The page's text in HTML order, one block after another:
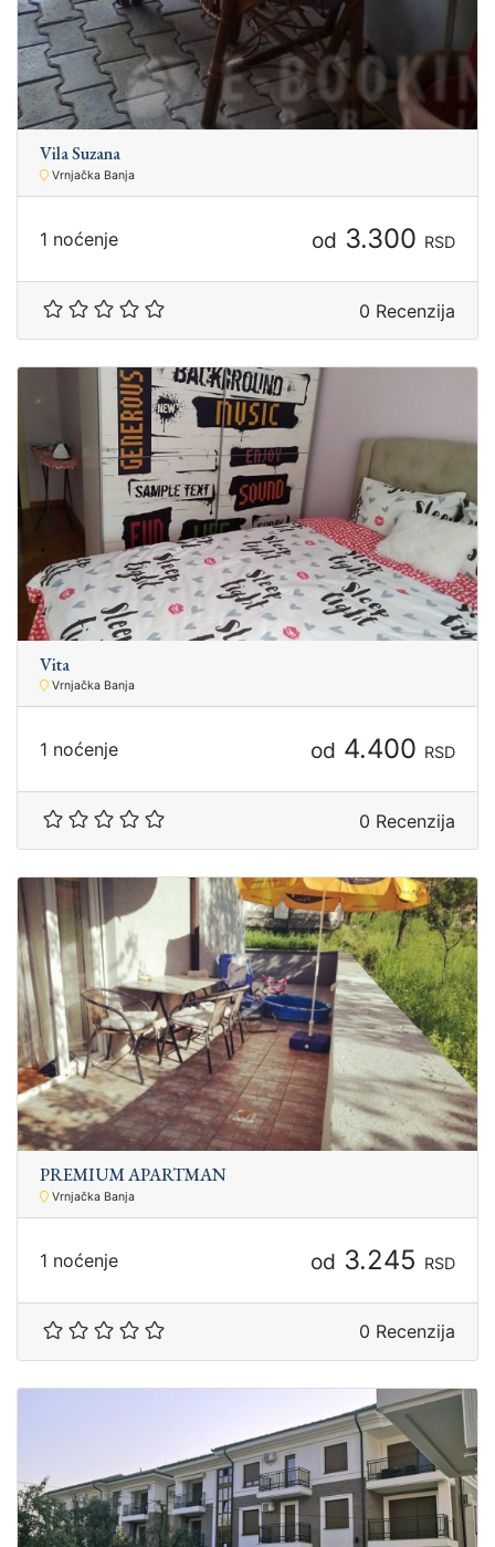
Vila Suzana
Vrnjačka Banja
1 noćenje od 3.300 RSD
0 Recenzija
Vita
Vrnjačka Banja
1 noćenje od 4.400 RSD
0 Recenzija
PREMIUM APARTMAN
Vrnjačka Banja
1 noćenje od 3.245 RSD
0 Recenzija